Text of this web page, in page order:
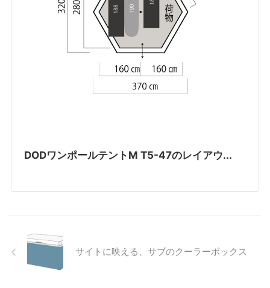
DODワンポールテントM T5-47のレイアウ...
サイトに映える、サブのクーラーボックス